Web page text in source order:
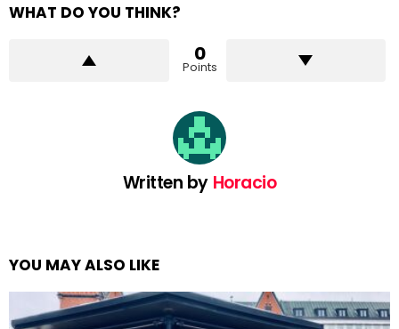
WHAT DO YOU THINK?
0
Points
Written by Horacio
YOU MAY ALSO LIKE